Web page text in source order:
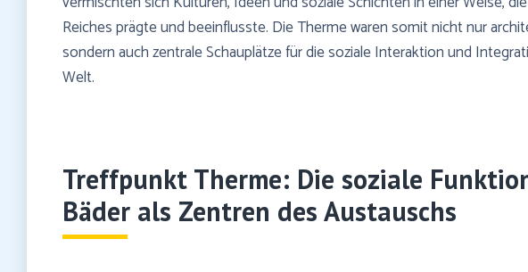
Reiches prägte und beeinflusste. Die Therme waren somit nicht nur
sondern auch zentrale Schauplätze für die soziale Interaktion und
Welt.
Treffpunkt Therme: Die soziale
Bäder als Zentren des Austauschs